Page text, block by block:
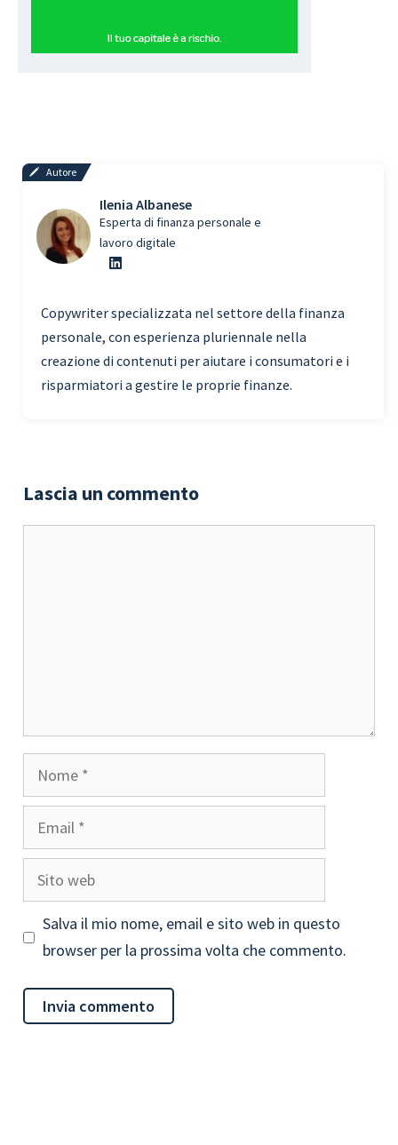
Autore
Ilenia Albanese
Esperta di finanza personale e
lavoro digitale
Copywriter specializzata nel settore della finanza
personale, con esperienza pluriennale nella
creazione di contenuti per aiutare i consumatori e i
risparmiatori a gestire le proprie finanze.
Lascia un commento
Nome
Email
Sito
web
Salva il mio nome, email e sito web in questo
browser per la prossima volta che commento.